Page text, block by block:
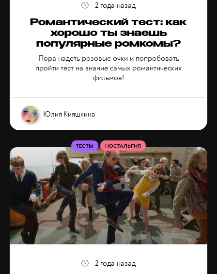
Романтический тест: как
хорошо ты знаешь
популярные ромкомы?
Пора надеть розовые очки и попробовать
пройти тест на знание самых романтических
фильмов!
Юлия Кияшкина
2 года назад
ТЕСТЫ НОСТАЛЬГИЯ
2 года назад